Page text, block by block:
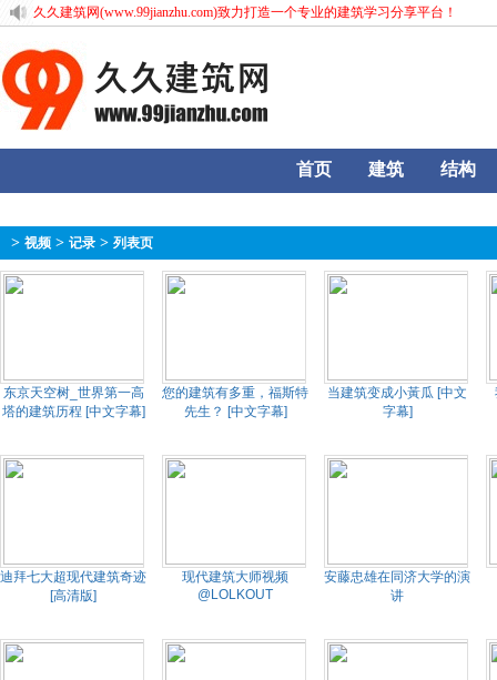
久久建筑网(www.99jianzhu.com)致力打造一个专业的建筑学习分享平台！
首页 建筑 结构
> 视频 > 记录 > 列表页
东京天空树_世界第一高
塔的建筑历程 [中文字幕]
您的建筑有多重，福斯特
先生？ [中文字幕]
当建筑变成小黃瓜 [中文
字幕]
迪拜七大超现代建筑奇迹
[高清版]
现代建筑大师视频
@LOLKOUT
安藤忠雄在同济大学的演
讲